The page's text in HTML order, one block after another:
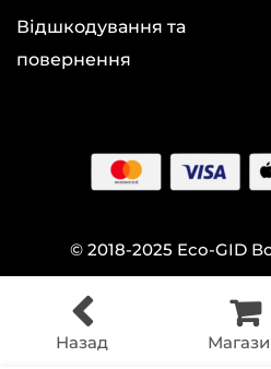
Відшкодування та
повернення
© 2018-2025 Eco-GID
Назад